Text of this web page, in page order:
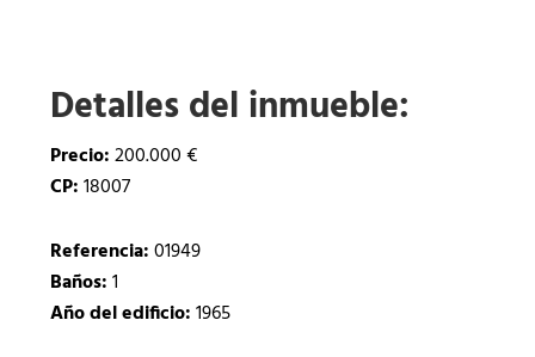
Detalles del inmueble:
Precio:200.000 €
CP:18007
Referencia:01949
Baños:1
Año del edificio:1965